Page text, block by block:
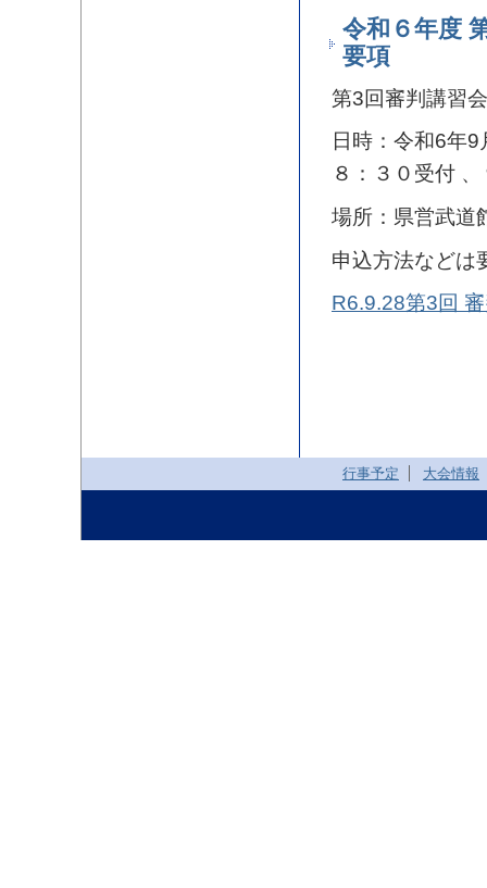
令和６年度
要項
第3回審判講習
日時：令和6年
８：３０受付
場所：県営武道
申込方法などは
R6.9.28第3回
行事予定 大会情報